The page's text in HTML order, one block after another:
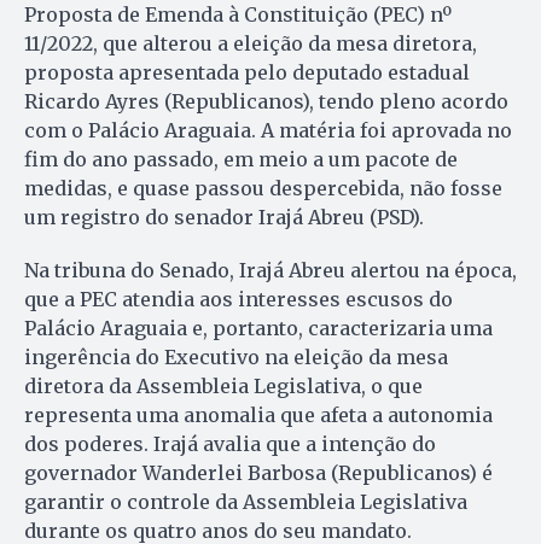
Proposta de Emenda à Constituição (PEC) nº
11/2022, que alterou a eleição da mesa diretora,
proposta apresentada pelo deputado estadual
Ricardo Ayres (Republicanos), tendo pleno acordo
com o Palácio Araguaia. A matéria foi aprovada no
fim do ano passado, em meio a um pacote de
medidas, e quase passou despercebida, não fosse
um registro do senador Irajá Abreu (PSD).
Na tribuna do Senado, Irajá Abreu alertou na época,
que a PEC atendia aos interesses escusos do
Palácio Araguaia e, portanto, caracterizaria uma
ingerência do Executivo na eleição da mesa
diretora da Assembleia Legislativa, o que
representa uma anomalia que afeta a autonomia
dos poderes. Irajá avalia que a intenção do
governador Wanderlei Barbosa (Republicanos) é
garantir o controle da Assembleia Legislativa
durante os quatro anos do seu mandato.